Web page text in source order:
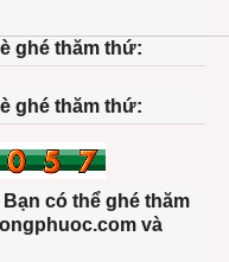
ghé thăm thứ:
ghé thăm thứ:
có thể ghé thăm
và